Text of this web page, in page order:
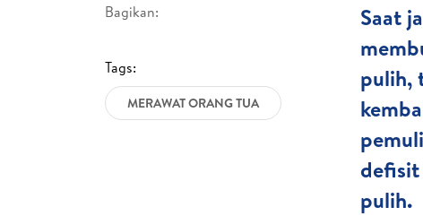
Bagikan:
Tags:
MERAWAT ORANG TUA
Saat
pulih,
defisit
pulih.